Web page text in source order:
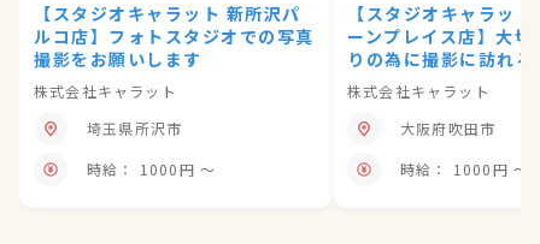
【スタジオキャラット 新所沢パ
ルコ店】フォトスタジオでの写真
撮影をお願いします
株式会社キャラット
埼玉県所沢市
時給： 1000円 〜
【スタジオキャラッ
ーンプレイス店】大切
りの為に撮影に訪れ
御さんと、会話を楽し
真撮影をお願いします
株式会社キャラット
大阪府吹田市
時給： 1000円 〜